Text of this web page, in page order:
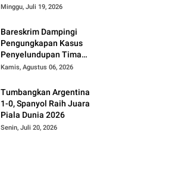
2026
Minggu, Juli 19, 2026
Bareskrim Dampingi
Pengungkapan Kasus
Penyelundupan Timah
dari Babel ke Malaysia
Kamis, Agustus 06, 2026
Tumbangkan Argentina
1-0, Spanyol Raih Juara
Piala Dunia 2026
Senin, Juli 20, 2026